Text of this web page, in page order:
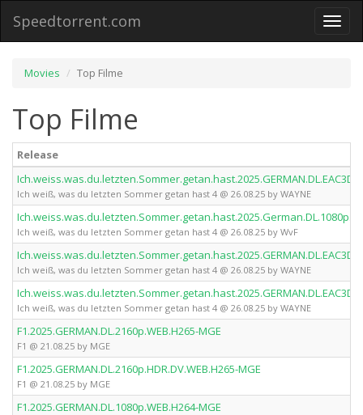
Toggle
Speedtorrent.com
Movies Top Filme
Top Filme
Release
Ich weiß, was du letzten Sommer getan hast 4 @ 26.08.25 by WAYNE
Ich weiß, was du letzten Sommer getan hast 4 @ 26.08.25 by WvF
Ich weiß, was du letzten Sommer getan hast 4 @ 26.08.25 by WAYNE
Ich weiß, was du letzten Sommer getan hast 4 @ 26.08.25 by WAYNE
F1.2025.GERMAN.DL.2160p.WEB.H265-MGE
F1 @ 21.08.25 by MGE
F1.2025.GERMAN.DL.2160p.HDR.DV.WEB.H265-MGE
F1 @ 21.08.25 by MGE
F1.2025.GERMAN.DL.1080p.WEB.H264-MGE